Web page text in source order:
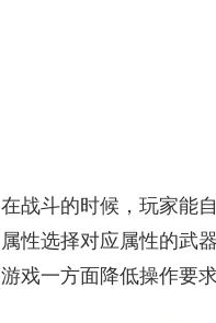
在战斗的时候，玩家能
属性选择对应属性的武
游戏一方面降低操作要